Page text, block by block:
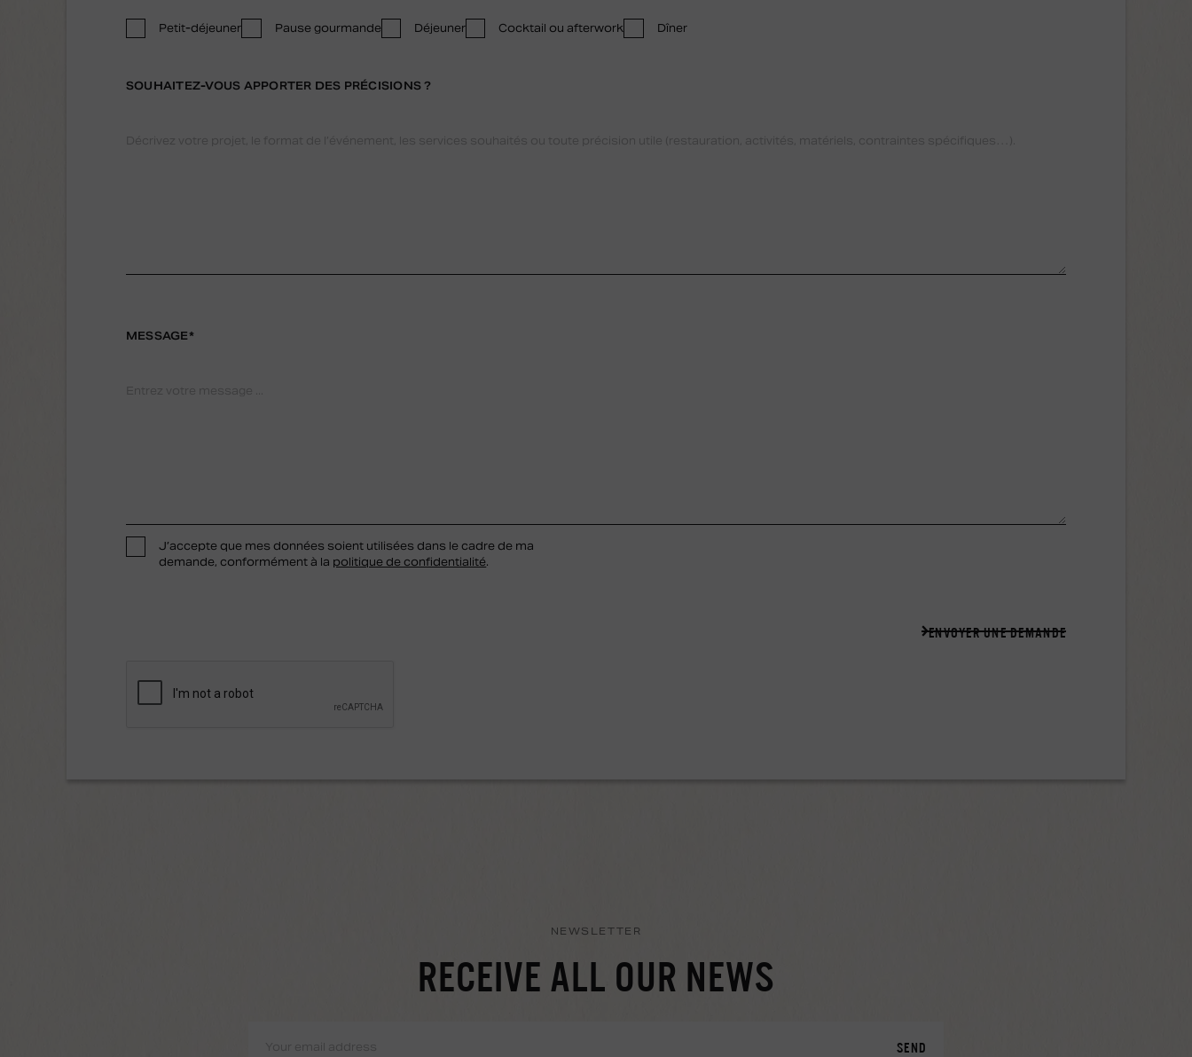
Petit-déjeuner Pause gourmande Déjeuner Cocktail ou afterwork Dîner
SOUHAITEZ-VOUS APPORTER DES PRÉCISIONS ?
MESSAGE*
J’accepte que mes données soient utilisées dans le cadre de ma
demande, conformément à la politique de confidentialité.
ENVOYER UNE DEMANDE
NEWSLETTER
RECEIVE ALL OUR NEWS